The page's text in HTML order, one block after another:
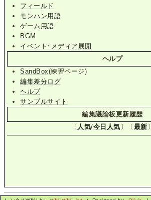
フィールド
モンハン用語
ゲーム用語
BGM
イベント･メディア展開
ヘルプ
SandBox(練習ページ)
編集差分ログ
ヘルプ
サンプルサイト
編集議論板更新履歴
〔 人気/今日人気 〕〔 最新 〕